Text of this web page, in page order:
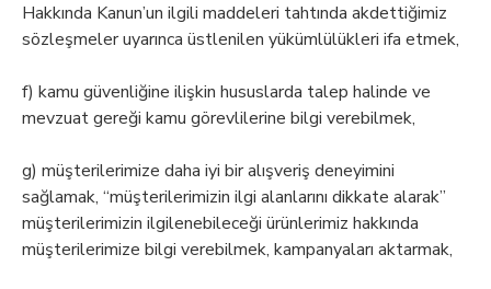
Hakkında Kanun’un ilgili maddeleri tahtında akdettiğimiz
sözleşmeler uyarınca üstlenilen yükümlülükleri ifa etmek,
f) kamu güvenliğine ilişkin hususlarda talep halinde ve
mevzuat gereği kamu görevlilerine bilgi verebilmek,
g) müşterilerimize daha iyi bir alışveriş deneyimini
sağlamak, “müşterilerimizin ilgi alanlarını dikkate alarak”
müşterilerimizin ilgilenebileceği ürünlerimiz hakkında
müşterilerimize bilgi verebilmek, kampanyaları aktarmak,